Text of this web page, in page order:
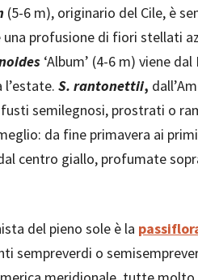
(5-6 m), originario del Cile, è
profusione di fiori stellati
‘Album’ (4-6 m) viene
S. rantonettii,
semilegnosi, prostrati o
da fine primavera ai
centro giallo, profumate
del pieno sole è la
sempreverdi o